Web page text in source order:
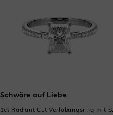
Schwöre auf Liebe